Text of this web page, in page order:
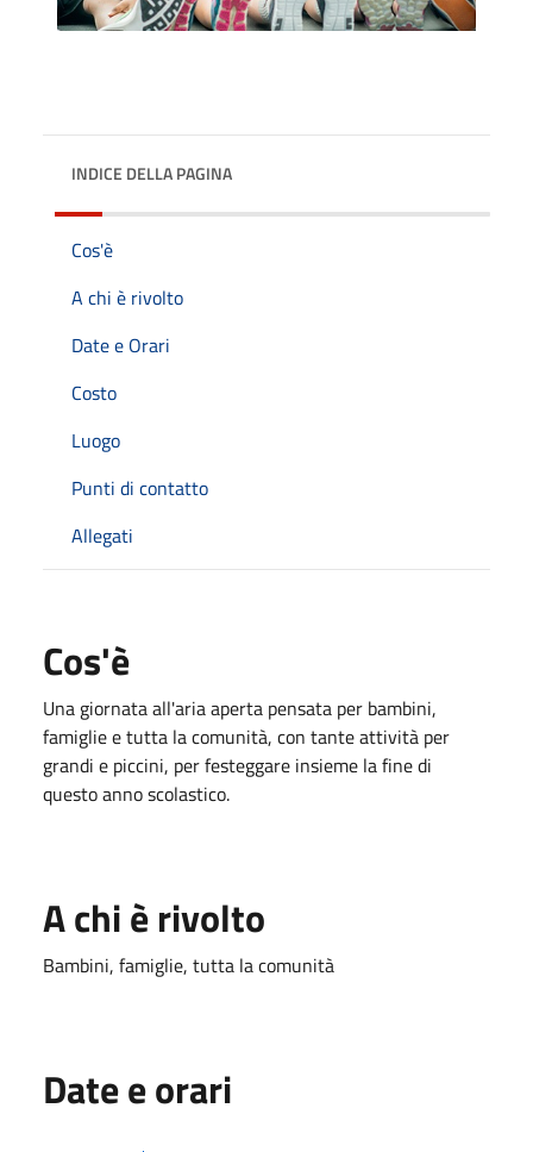
INDICE DELLA PAGINA
Cos'è
A chi è rivolto
Date e Orari
Costo
Luogo
Punti di contatto
Allegati
Cos'è
Una giornata all'aria aperta pensata per bambini,
famiglie e tutta la comunità, con tante attività per
grandi e piccini, per festeggare insieme la fine di
questo anno scolastico.
A chi è rivolto
Bambini, famiglie, tutta la comunità
Date e orari